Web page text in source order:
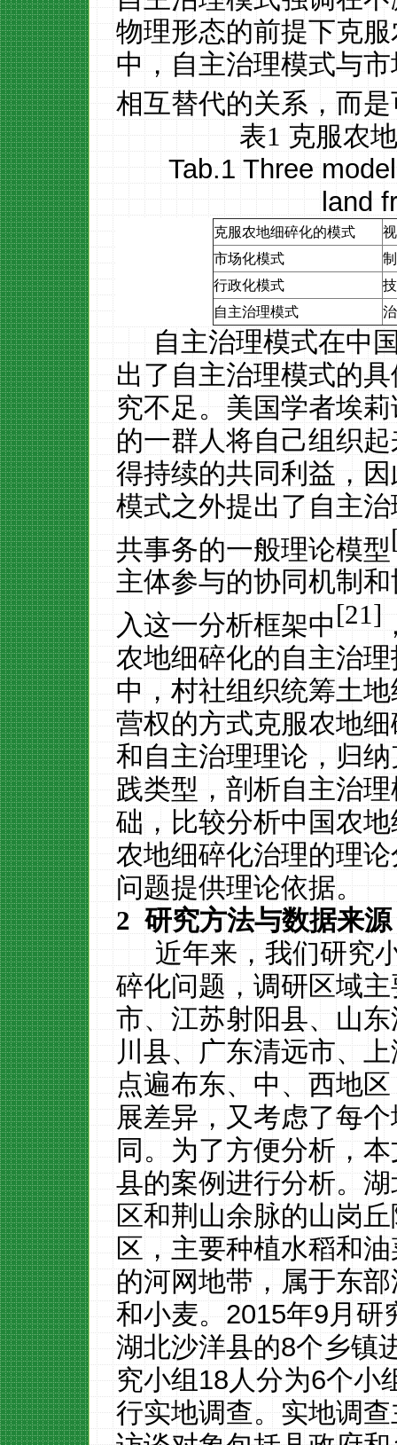
物理形态的前提下克
中，自主治理模式与
相互替代的关系，而
表1克服农
Tab.1 Three
land
克服农地细碎化的模式
市场化模式
行政化模式
自主治理模式
自主治理模式在中
出了自主治理模式的
究不足。美国学者埃
的一群人将自己组织
得持续的共同利益，
模式之外提出了自主
共事务的一般理论模型
主体参与的协同机制
入这一分析框架中[21]
农地细碎化的自主治
中，村社组织统筹土
营权的方式克服农地
和自主治理理论，归
践类型，剖析自主治
础，比较分析中国农
农地细碎化治理的理
问题提供理论依据。
2 研究方法与数据来源
近年来，我们研究
碎化问题，调研区域
市、江苏射阳县、山
川县、广东清远市、
点遍布东、中、西地
展差异，又考虑了每
同。为了方便分析，
县的案例进行分析。
区和荆山余脉的山岗
区，主要种植水稻和
的河网地带，属于东
和小麦。2015年9月研
湖北沙洋县的8个乡镇
究小组18人分为6个小
行实地调查。实地调